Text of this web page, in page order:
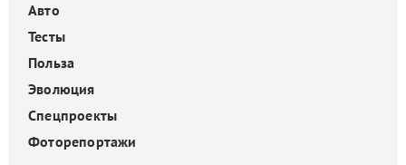
Авто
Тесты
Польза
Эволюция
Спецпроекты
Фоторепортажи